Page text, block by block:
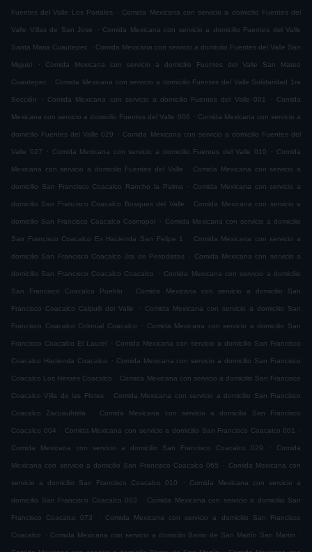
Fuentes del Valle Los Portales . Comida Mexicana con servicio a domicilio Fuentes del
Valle Villas de San Jose . Comida Mexicana con servicio a domicilio Fuentes del Valle
Santa Maria Cuautepec . Comida Mexicana con servicio a domicilio Fuentes del Valle San
Miguel . Comida Mexicana con servicio a domicilio Fuentes del Valle San Mateo
Cuautepec . Comida Mexicana con servicio a domicilio Fuentes del Valle Solidaridad 1ra
Sección . Comida Mexicana con servicio a domicilio Fuentes del Valle 001 . Comida
Mexicana con servicio a domicilio Fuentes del Valle 006 . Comida Mexicana con servicio a
domicilio Fuentes del Valle 029 . Comida Mexicana con servicio a domicilio Fuentes del
Valle 027 . Comida Mexicana con servicio a domicilio Fuentes del Valle 010 . Comida
Mexicana con servicio a domicilio Fuentes del Valle . Comida Mexicana con servicio a
domicilio San Francisco Coacalco Rancho la Palma . Comida Mexicana con servicio a
domicilio San Francisco Coacalco Bosques del Valle . Comida Mexicana con servicio a
domicilio San Francisco Coacalco Cosmopol . Comida Mexicana con servicio a domicilio
San Francisco Coacalco Ex Hacienda San Felipe 1 . Comida Mexicana con servicio a
domicilio San Francisco Coacalco 3ra de Periodistas . Comida Mexicana con servicio a
domicilio San Francisco Coacalco Coacalco . Comida Mexicana con servicio a domicilio
San Francisco Coacalco Pueblo . Comida Mexicana con servicio a domicilio San
Francisco Coacalco Calpulli del Valle . Comida Mexicana con servicio a domicilio San
Francisco Coacalco Colonial Coacalco . Comida Mexicana con servicio a domicilio San
Francisco Coacalco El Laurel . Comida Mexicana con servicio a domicilio San Francisco
Coacalco Hacienda Coacalco . Comida Mexicana con servicio a domicilio San Francisco
Coacalco Los Heroes Coacalco . Comida Mexicana con servicio a domicilio San Francisco
Coacalco Villa de las Flores . Comida Mexicana con servicio a domicilio San Francisco
Coacalco Zacuauhtitla . Comida Mexicana con servicio a domicilio San Francisco
Coacalco 004 . Comida Mexicana con servicio a domicilio San Francisco Coacalco 001 .
Comida Mexicana con servicio a domicilio San Francisco Coacalco 029 . Comida
Mexicana con servicio a domicilio San Francisco Coacalco 065 . Comida Mexicana con
servicio a domicilio San Francisco Coacalco 010 . Comida Mexicana con servicio a
domicilio San Francisco Coacalco 003 . Comida Mexicana con servicio a domicilio San
Francisco Coacalco 073 . Comida Mexicana con servicio a domicilio San Francisco
Coacalco . Comida Mexicana con servicio a domicilio Barrio de San Martín San Martin .
.